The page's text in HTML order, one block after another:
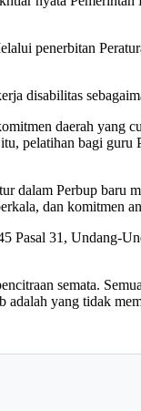
penerbitan
disabilitas
daerah yang
pelatihan bagi
dalam Perbup baru
dan komitmen
Pasal 31, Undang-
semata.
adalah yang tidak